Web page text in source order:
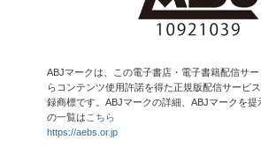
ABJマークは、この電子書店・電子書籍配信サ
らコンテンツ使用許諾を得た正規版配信サービ
録商標です。ABJマークの詳細、ABJマークを提
の一覧は こちら
https://aebs.or.jp